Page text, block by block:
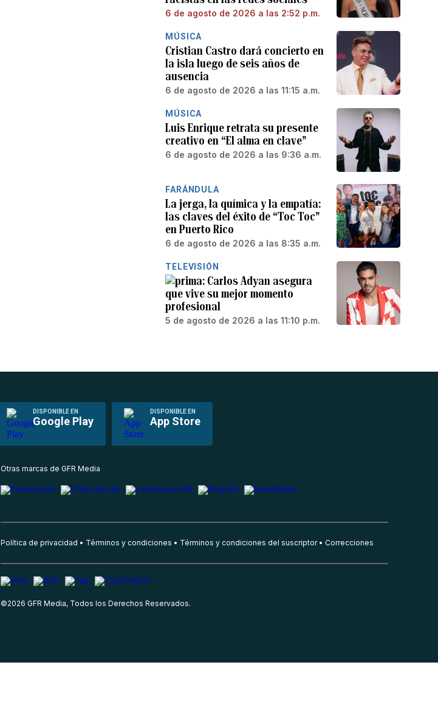
6 de agosto de 2026 a las 2:52 p.m.
MÚSICA
Cristian Castro dará concierto en
la isla luego de seis años de
ausencia
6 de agosto de 2026 a las 11:15 a.m.
MÚSICA
Luis Enrique retrata su presente
creativo en “El alma en clave”
6 de agosto de 2026 a las 9:36 a.m.
FARÁNDULA
La jerga, la química y la empatía:
las claves del éxito de “Toc Toc”
en Puerto Rico
6 de agosto de 2026 a las 8:35 a.m.
TELEVISIÓN
Carlos Adyan asegura
que vive su mejor momento
profesional
5 de agosto de 2026 a las 11:10 p.m.
DISPONIBLE EN
Google Play
DISPONIBLE EN
App Store
Otras marcas de GFR Media
Política de privacidad Términos y condiciones Términos y condiciones del suscriptor Correcciones
©2026 GFR Media, Todos los Derechos Reservados.